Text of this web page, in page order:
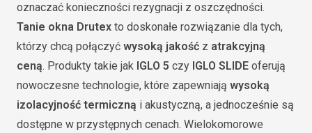
oznaczać konieczności rezygnacji z oszczędności.
Tanie okna Drutex to doskonałe rozwiązanie dla tych,
którzy chcą połączyć wysoką jakość z atrakcyjną
ceną. Produkty takie jak IGLO 5 czy IGLO SLIDE oferują
nowoczesne technologie, które zapewniają wysoką
izolacyjność termiczną i akustyczną, a jednocześnie są
dostępne w przystępnych cenach. Wielokomorowe